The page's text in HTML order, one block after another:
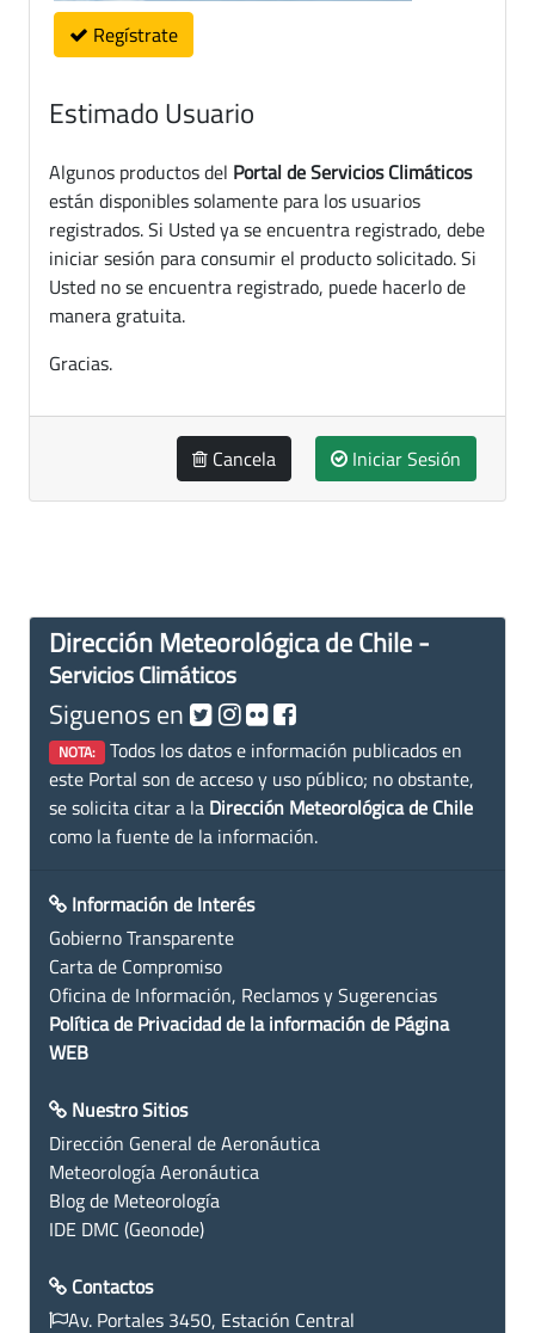
Regístrate
Estimado Usuario
Algunos productos del Portal de Servicios Climáticos
están disponibles solamente para los usuarios
registrados. Si Usted ya se encuentra registrado, debe
iniciar sesión para consumir el producto solicitado. Si
Usted no se encuentra registrado, puede hacerlo de
manera gratuita.
Gracias.
Cancela Iniciar Sesión
Dirección Meteorológica de Chile -
Servicios Climáticos
Siguenos en
NOTA: Todos los datos e información publicados en
este Portal son de acceso y uso público; no obstante,
se solicita citar a la Dirección Meteorológica de Chile
como la fuente de la información.
Información de Interés
Gobierno Transparente
Carta de Compromiso
Oficina de Información, Reclamos y Sugerencias
Política de Privacidad de la información de Página
WEB
Nuestro Sitios
Dirección General de Aeronáutica
Meteorología Aeronáutica
Blog de Meteorología
IDE DMC (Geonode)
Contactos
Av. Portales 3450, Estación Central